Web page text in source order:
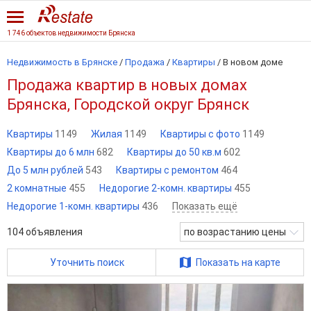
1 746 объектов недвижимости Брянска
Недвижимость в Брянске / Продажа / Квартиры / В новом доме
Продажа квартир в новых домах
Брянска, Городской округ Брянск
Квартиры 1149 Жилая 1149 Квартиры с фото 1149
Квартиры до 6 млн 682 Квартиры до 50 кв.м 602
До 5 млн рублей 543 Квартиры с ремонтом 464
2 комнатные 455 Недорогие 2-комн. квартиры 455
Недорогие 1-комн. квартиры 436 Показать ещё
104объявления по возрастанию цены
Уточнить поиск Показать на карте